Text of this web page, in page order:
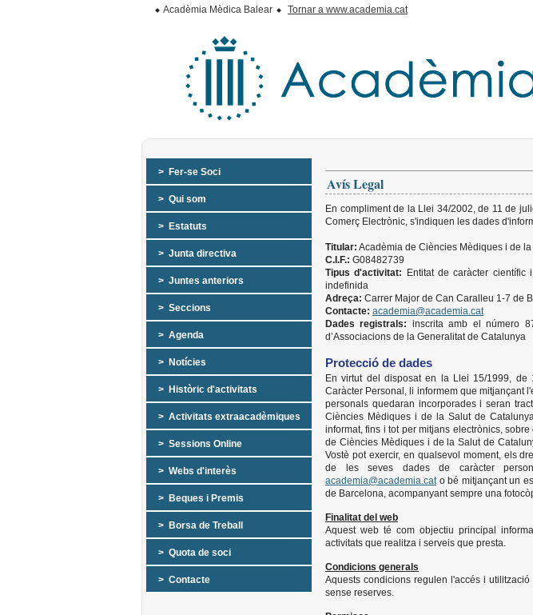
Acadèmia Mèdica Balear Tornar a www.academia.cat
> Fer-se Soci
> Qui som
> Estatuts
> Junta directiva
> Juntes anteriors
> Seccions
> Agenda
> Notícies
> Històric d'activitats
> Activitats extraacadèmiques
> Sessions Online
> Webs d'interès
> Beques i Premis
> Borsa de Treball
> Quota de soci
> Contacte
Avís Legal
En compliment de la Llei 34/2002, de 11 de
Comerç Electrònic, s'indiquen les dades
Titular: Acadèmia de Ciències Mèdiques i de
C.I.F.: G08482739
Tipus d'activitat: Entitat de caràcter científic
indefinida
Adreça: Carrer Major de Can Caralleu 1-7 de
Contacte: academia@academia.cat
Dades registrals: inscrita amb el número
d’Associacions de la Generalitat de Catalunya
Protecció de dades
En virtut del disposat en la Llei 15/1999,
Caràcter Personal, li informem que mitjançant
personals quedaran incorporades i seran
Ciències Mèdiques i de la Salut de
informat, fins i tot per mitjans electrònics,
de Ciències Mèdiques i de la Salut de
Vostè pot exercir, en qualsevol moment, els
de les seves dades de caràcter
academia@academia.cato bé mitjançant un
de Barcelona, acompanyant sempre una
Finalitat del web
Aquest web té com objectiu principal
activitats que realitza i serveis que presta.
Condicions generals
Aquests condicions regulen l'accés i
sense reserves.